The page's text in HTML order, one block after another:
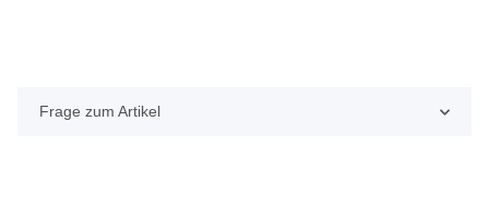
Frage zum Artikel